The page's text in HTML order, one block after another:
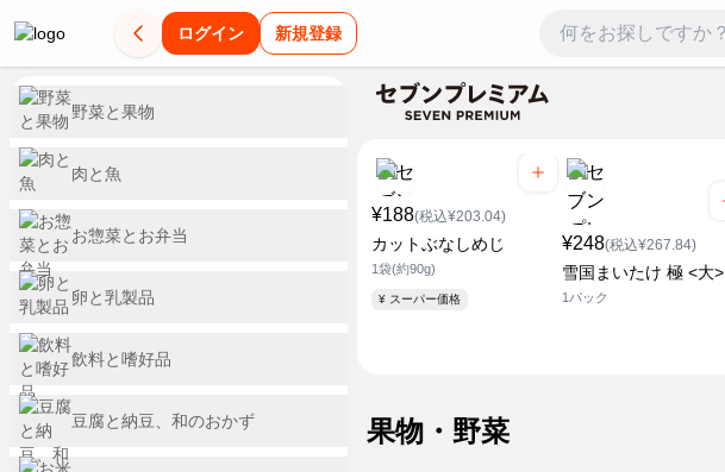
ログイン 新規登録
¥188(税込¥203.04)
カットぶなしめじ
1袋(約90g)
¥ スーパー価格
¥248(税込¥267.84)
雪国まいたけ 極 <大>
1パック
果物・野菜
野菜と果物
肉と魚
お惣菜とお弁当
卵と乳製品
飲料と嗜好品
豆腐と納豆、和のおかず